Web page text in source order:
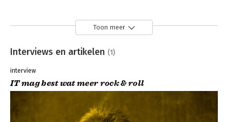
Toon meer
Interviews en artikelen (1)
interview
IT mag best wat meer rock & roll